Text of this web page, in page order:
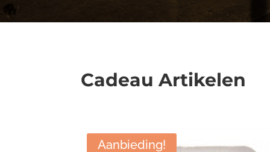
Cadeau Artikelen
Aanbieding!